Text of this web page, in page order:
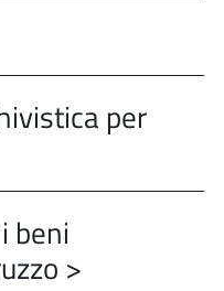
per
beni
>